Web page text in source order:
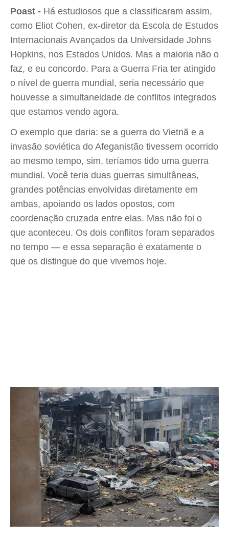
Poast - Há estudiosos que a classificaram assim,
como Eliot Cohen, ex-diretor da Escola de Estudos
Internacionais Avançados da Universidade Johns
Hopkins, nos Estados Unidos. Mas a maioria não o
faz, e eu concordo. Para a Guerra Fria ter atingido
o nível de guerra mundial, seria necessário que
houvesse a simultaneidade de conflitos integrados
que estamos vendo agora.
O exemplo que daria: se a guerra do Vietnã e a
invasão soviética do Afeganistão tivessem ocorrido
ao mesmo tempo, sim, teríamos tido uma guerra
mundial. Você teria duas guerras simultâneas,
grandes potências envolvidas diretamente em
ambas, apoiando os lados opostos, com
coordenação cruzada entre elas. Mas não foi o
que aconteceu. Os dois conflitos foram separados
no tempo — e essa separação é exatamente o
que os distingue do que vivemos hoje.